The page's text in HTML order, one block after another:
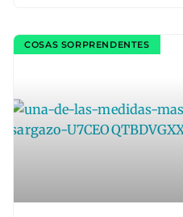
COSAS SORPRENDENTES